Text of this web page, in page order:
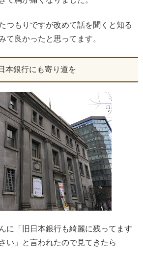
つもりですが改めて話を聞くと知る
て良かったと思ってます。
本銀行にも寄り道を
に「旧日本銀行も綺麗に残ってます
い」と言われたので見てきたら